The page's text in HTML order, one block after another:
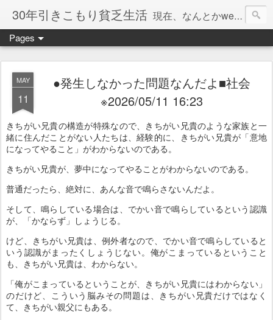
30年引きこもり貧乏生活 現在、なんとかweb系の仕事で食べています。このブログで扱う問題は「この世とはなにか」「人生とはなにか」「人間とはなにか」「強迫神経症の原因と解決法」「うつ病の原因と寄り添う方法」「家族の問題」などについてです。
Pages
MAY
11
●発生しなかった問題なんだよ■社会
※2026/05/11 16:23
きちがい兄貴の構造が特殊なので、きちがい兄貴のような家族と一
緒に住んだことがない人たちは、経験的に、きちがい兄貴が「意地
になってやること」がわからないのである。
きちがい兄貴が、夢中になってやることがわからないのである。
普通だったら、絶対に、あんな音で鳴らさないんだよ。
そして、鳴らしている場合は、でかい音で鳴らしているという認識
が、「かならず」しょうじる。
けど、きちがい兄貴は、例外者なので、でかい音で鳴らしていると
いう認識がまったくしょうじない。俺がこまっているということ
も、きちがい兄貴は、わからない。
「俺がこまっているということが、きちがい兄貴にはわからない」
のだけど、こういう脳みその問題は、きちがい兄貴だけではなく
て、きちがい親父にもある。